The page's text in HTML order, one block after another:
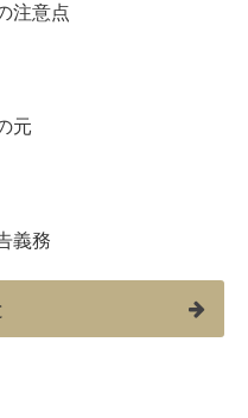
注意点
元
義務